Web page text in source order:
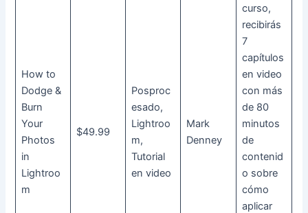
How to
Dodge &
Burn
Your
Photos
in
Lightroo
m
$49.99
Posproc
esado,
Lightroo
m,
Tutorial
en video
Mark
Denney
curso,
recibirás
7
capítulos
en video
con más
de 80
minutos
de
contenid
o sobre
cómo
aplicar